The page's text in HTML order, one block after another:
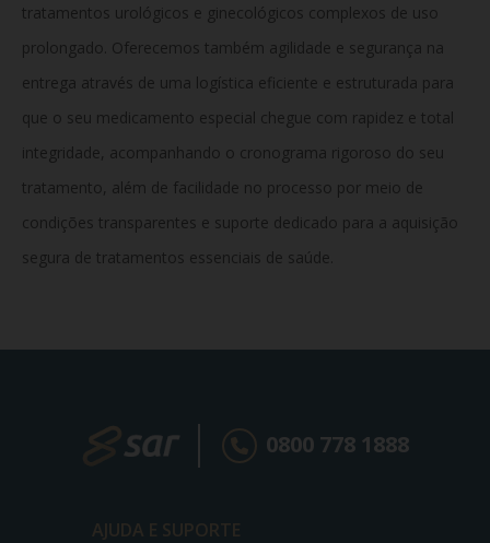
tratamentos urológicos e ginecológicos complexos de uso
prolongado. Oferecemos também agilidade e segurança na
entrega através de uma logística eficiente e estruturada para
que o seu medicamento especial chegue com rapidez e total
integridade, acompanhando o cronograma rigoroso do seu
tratamento, além de facilidade no processo por meio de
condições transparentes e suporte dedicado para a aquisição
segura de tratamentos essenciais de saúde.
0800 778 1888
AJUDA E SUPORTE